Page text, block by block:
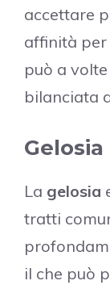
accettare
affinità per
può a
bilanciata
Gelosia
La gelosia
tratti
il che può